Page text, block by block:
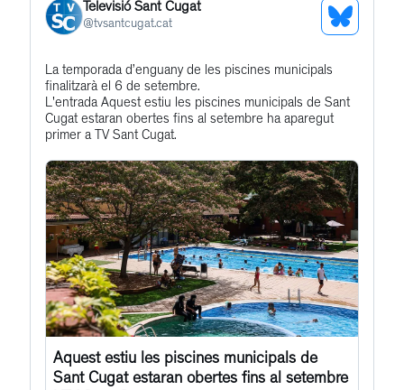
Televisió Sant Cugat
@tvsantcugat.cat
See
Get
to
this
post
La temporada d’enguany de les piscines municipals
finalitzarà el 6 de setembre.
L'entrada Aquest estiu les piscines municipals de Sant
Cugat estaran obertes fins al setembre ha aparegut
primer a TV Sant Cugat.
Aquest estiu les piscines municipals de
Sant Cugat estaran obertes fins al setembre